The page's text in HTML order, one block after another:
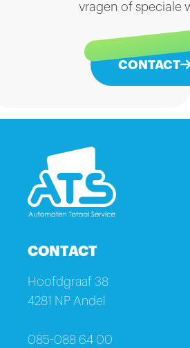
vragen of speciale
CONTACT
CONTACT
Hoofdgraaf 38
4281 NP Andel
085-088 64 00